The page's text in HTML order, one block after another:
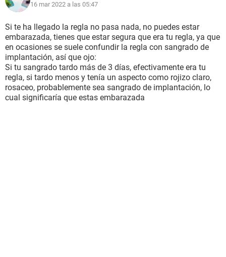
16 mar 2022 a las 05:47
Si te ha llegado la regla no pasa nada, no puedes estar
embarazada, tienes que estar segura que era tu regla, ya que
en ocasiones se suele confundir la regla con sangrado de
implantación, así que ojo:
Si tu sangrado tardo más de 3 días, efectivamente era tu
regla, si tardo menos y tenía un aspecto como rojizo claro,
rosaceo, probablemente sea sangrado de implantación, lo
cual significaría que estas embarazada